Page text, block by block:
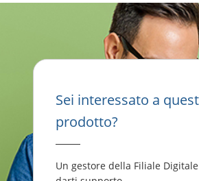
Sei interessato a
prodotto?
Un gestore della Filiale